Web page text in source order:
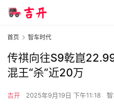
首页 智车时代
传祺向往S9乾崑
混王“杀”近20万
吉开 2025年9月19日 下午11:18